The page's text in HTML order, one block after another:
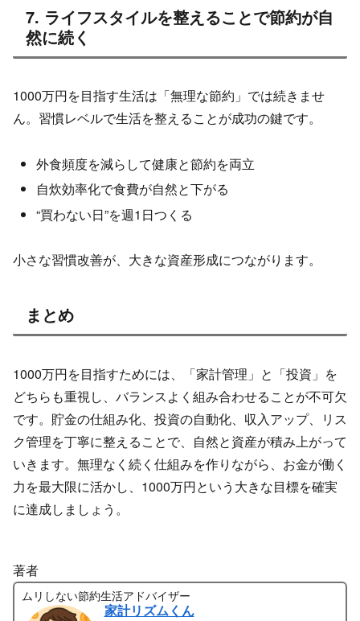
7. ライフスタイルを整えることで節約が自
然に続く
1000万円を目指す生活は「無理な節約」では続きませ
ん。習慣レベルで生活を整えることが成功の鍵です。
外食頻度を減らして健康と節約を両立
自炊効率化で食費が自然と下がる
“買わない日”を週1日つくる
小さな習慣改善が、大きな資産形成につながります。
まとめ
1000万円を目指すためには、「家計管理」と「投資」を
どちらも重視し、バランスよく組み合わせることが不可欠
です。貯金の仕組み化、投資の自動化、収入アップ、リス
ク管理を丁寧に整えることで、自然と資産が積み上がって
いきます。無理なく続く仕組みを作りながら、お金が働く
力を最大限に活かし、1000万円という大きな目標を確実
に達成しましょう。
著者
ムリしない節約生活アドバイザー
家計リズムくん